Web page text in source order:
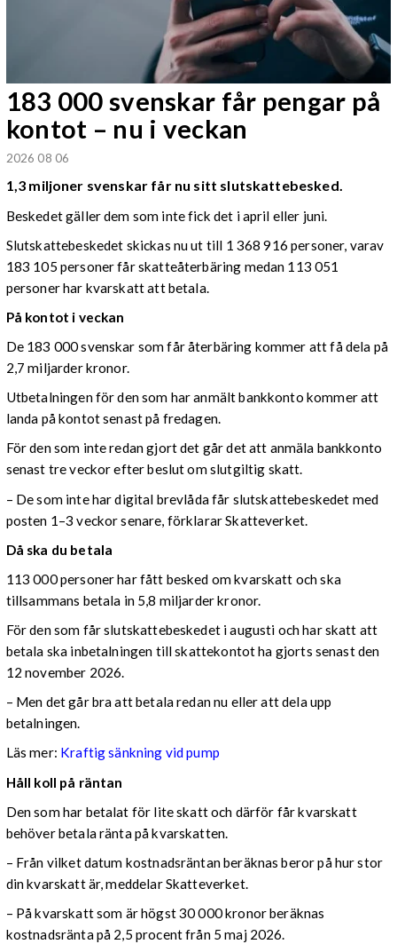
183 000 svenskar får pengar på
kontot – nu i veckan
2026 08 06
1,3 miljoner svenskar får nu sitt slutskattebesked.
Beskedet gäller dem som inte fick det i april eller juni.
Slutskattebeskedet skickas nu ut till 1 368 916 personer, varav
183 105 personer får skatteåterbäring medan 113 051
personer har kvarskatt att betala.
På kontot i veckan
De 183 000 svenskar som får återbäring kommer att få dela på
2,7 miljarder kronor.
Utbetalningen för den som har anmält bankkonto kommer att
landa på kontot senast på fredagen.
För den som inte redan gjort det går det att anmäla bankkonto
senast tre veckor efter beslut om slutgiltig skatt.
– De som inte har digital brevlåda får slutskattebeskedet med
posten 1–3 veckor senare, förklarar Skatteverket.
Då ska du betala
113 000 personer har fått besked om kvarskatt och ska
tillsammans betala in 5,8 miljarder kronor.
För den som får slutskattebeskedet i augusti och har skatt att
betala ska inbetalningen till skattekontot ha gjorts senast den
12 november 2026.
– Men det går bra att betala redan nu eller att dela upp
betalningen.
Läs mer: Kraftig sänkning vid pump
Håll koll på räntan
Den som har betalat för lite skatt och därför får kvarskatt
behöver betala ränta på kvarskatten.
– Från vilket datum kostnadsräntan beräknas beror på hur stor
din kvarskatt är, meddelar Skatteverket.
– På kvarskatt som är högst 30 000 kronor beräknas
kostnadsränta på 2,5 procent från 5 maj 2026.